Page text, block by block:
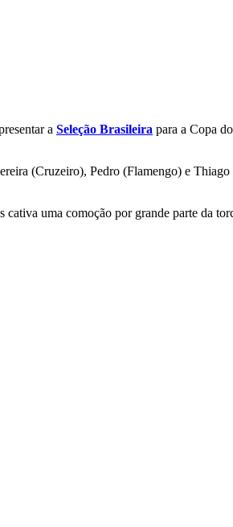
a Seleção Brasileira para a Copa
(Cruzeiro), Pedro (Flamengo) e
uma comoção por grande parte da